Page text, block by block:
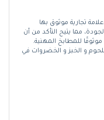
تجارية موثوق بها
مما يتيح التأكد من أن
و الخبز و الخضروات في